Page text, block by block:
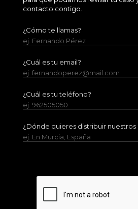
contacto contigo.
¿Cómo te llamas?
ej. Fernando Pérez
¿Cuál es tu email?
ej. fernandoperez@mail.com
¿Cuál es tu teléfono?
ej. 962505050
¿Dónde quieres distribuir
ej. En Murcia, España